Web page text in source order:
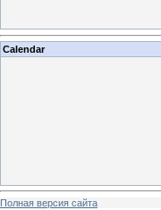
Calendar
Полная версия сайта